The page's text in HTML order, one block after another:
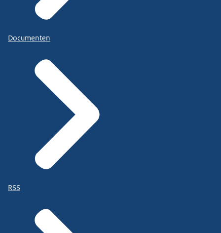
Documenten
RSS